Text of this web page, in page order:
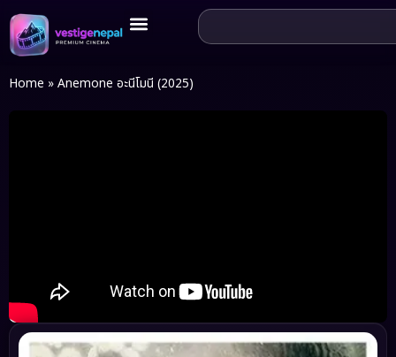
Home » Anemone อะนีโมนี (2025)